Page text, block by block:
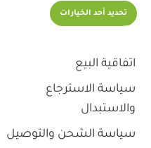
تحديد أحد الخيارات
اتفاقية البيع
سياسة الاسترجاع
والاستبدال
سياسة الشحن والتوصيل